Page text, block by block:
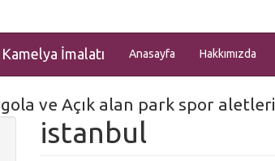
İmalatı Anasayfa Hakkımızda
ve Açık alan park spor aletleri
istanbul